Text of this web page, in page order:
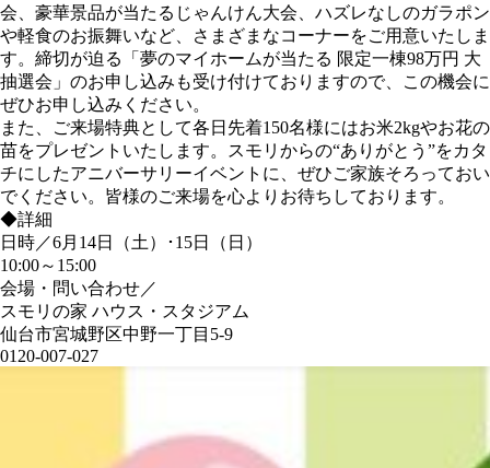
会、豪華景品が当たるじゃんけん大会、ハズレなしのガラポン
や軽食のお振舞いなど、さまざまなコーナーをご用意いたしま
す。締切が迫る「夢のマイホームが当たる 限定一棟98万円 大
抽選会」のお申し込みも受け付けておりますので、この機会に
ぜひお申し込みください。
また、ご来場特典として各日先着150名様にはお米2kgやお花の
苗をプレゼントいたします。スモリからの“ありがとう”をカタ
チにしたアニバーサリーイベントに、ぜひご家族そろっておい
でください。皆様のご来場を心よりお待ちしております。
◆詳細
日時／6月14日（土）･15日（日）
10:00～15:00
会場・問い合わせ／
スモリの家 ハウス・スタジアム
仙台市宮城野区中野一丁目5-9
0120-007-027